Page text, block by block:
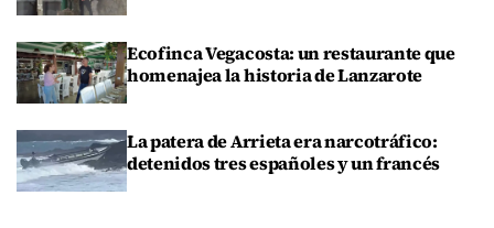
Ecofinca Vegacosta: un restaurante que
homenajea la historia de Lanzarote
La patera de Arrieta era narcotráfico:
detenidos tres españoles y un francés